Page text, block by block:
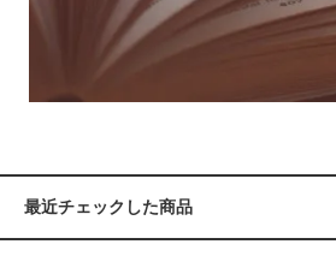
最近チェックした商品